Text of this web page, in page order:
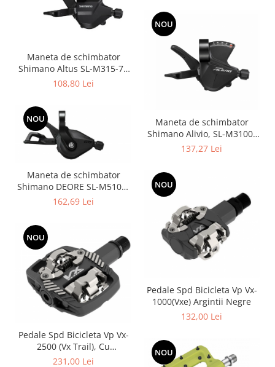
Maneta de schimbator
Shimano Altus SL-M315-7R
Dreapta, 7v 2050mm
108,80 Lei
NOU
Maneta de schimbator
Shimano Alivio, SL-M3100-
R, partea dreapta, 9
137,27 Lei
NOU
Maneta de schimbator
Shimano DEORE SL-M5100-
R dreapta 11 vit,2050 mm
162,69 Lei
NOU
Pedale Spd Bicicleta Vp Vx-
1000(Vxe) Argintii Negre
132,00 Lei
NOU
Pedale Spd Bicicleta Vp Vx-
2500 (Vx Trail), Cu
Platforma, Argintii Negre
231,00 Lei
NOU